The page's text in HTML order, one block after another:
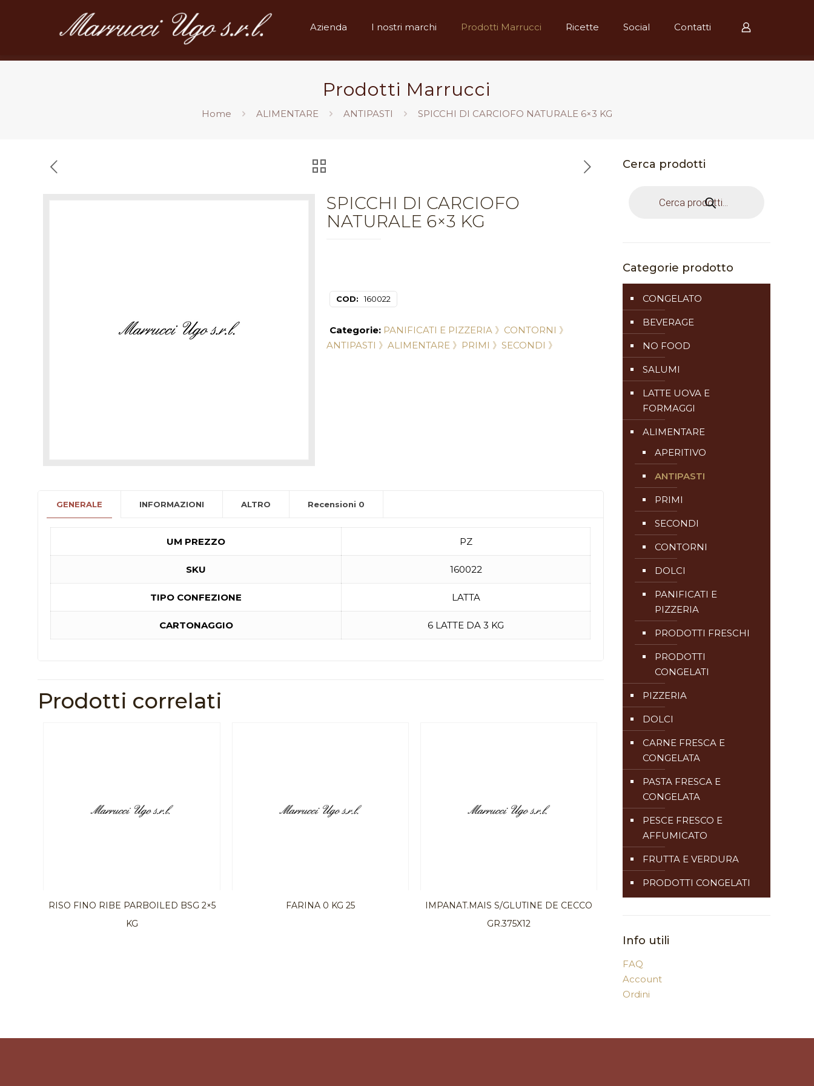
Azienda I nostri marchi Prodotti Marrucci Ricette Social Contatti
Prodotti Marrucci
Home ALIMENTARE ANTIPASTI SPICCHI DI CARCIOFO NATURALE 6×3 KG
SPICCHI DI CARCIOFO
NATURALE 6×3 KG
COD: 160022
Categorie: PANIFICATI E PIZZERIA 》 CONTORNI 》
ANTIPASTI 》 ALIMENTARE 》 PRIMI 》 SECONDI 》
GENERALE INFORMAZIONI ALTRO Recensioni 0
UM PREZZO PZ
SKU 160022
TIPO CONFEZIONE LATTA
CARTONAGGIO 6 LATTE DA 3 KG
Prodotti correlati
RISO FINO RIBE PARBOILED BSG 2×5
KG
FARINA 0 KG 25
IMPANAT.MAIS S/GLUTINE DE CECCO
GR.375X12
Cerca prodotti
search
Categorie prodotto
CONGELATO
BEVERAGE
NO FOOD
SALUMI
LATTE UOVA E
FORMAGGI
ALIMENTARE
APERITIVO
ANTIPASTI
PRIMI
SECONDI
CONTORNI
DOLCI
PANIFICATI E
PIZZERIA
PRODOTTI FRESCHI
PRODOTTI
CONGELATI
PIZZERIA
DOLCI
CARNE FRESCA E
CONGELATA
PASTA FRESCA E
CONGELATA
PESCE FRESCO E
AFFUMICATO
FRUTTA E VERDURA
PRODOTTI CONGELATI
Info utili
FAQ
Account
Ordini